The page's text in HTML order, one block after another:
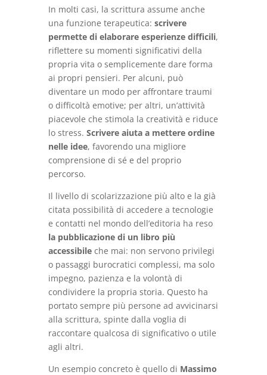
In molti casi, la scrittura assume anche
una funzione terapeutica: scrivere
permette di elaborare esperienze difficili,
riflettere su momenti significativi della
propria vita o semplicemente dare forma
ai propri pensieri. Per alcuni, può
diventare un modo per affrontare traumi
o difficoltà emotive; per altri, un’attività
piacevole che stimola la creatività e riduce
lo stress. Scrivere aiuta a mettere ordine
nelle idee, favorendo una migliore
comprensione di sé e del proprio
percorso.
Il livello di scolarizzazione più alto e la già
citata possibilità di accedere a tecnologie
e contatti nel mondo dell’editoria ha reso
la pubblicazione di un libro più
accessibileche mai: non servono privilegi
o passaggi burocratici complessi, ma solo
impegno, pazienza e la volontà di
condividere la propria storia. Questo ha
portato sempre più persone ad avvicinarsi
alla scrittura, spinte dalla voglia di
raccontare qualcosa di significativo o utile
agli altri.
Un esempio concreto è quello di Massimo